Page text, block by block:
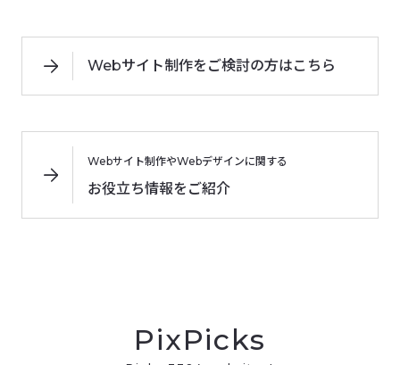
Webサイト制作をご検討の方はこちら
Webサイト制作やWebデザインに関する
お役立ち情報をご紹介
PixPicks